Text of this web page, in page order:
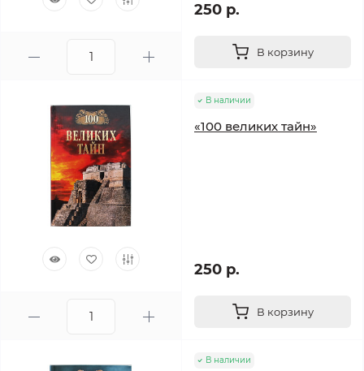
250 р.
В корзину
В наличии
«100 великих тайн»
250 р.
В корзину
В наличии